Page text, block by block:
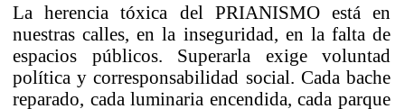
La herencia tóxica del PRIANISMO está en
nuestras calles, en la inseguridad, en la falta de
espacios públicos. Superarla exige voluntad
política y corresponsabilidad social. Cada bache
reparado, cada luminaria encendida, cada parque